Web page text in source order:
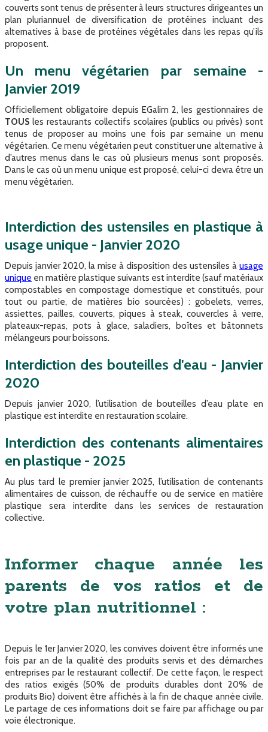
couverts sont tenus de présenter à leurs structures dirigeantes un
plan pluriannuel de diversification de protéines incluant des
alternatives à base de protéines végétales dans les repas qu’ils
proposent.
Un menu végétarien par semaine -
Janvier 2019​
Officiellement obligatoire depuis EGalim 2, les gestionnaires de
TOUS les restaurants collectifs scolaires (publics ou privés) sont
tenus de proposer au moins une fois par semaine un menu
végétarien. Ce menu végétarien peut constituer une alternative à
d’autres menus dans le cas où plusieurs menus sont proposés.
Dans le cas où un menu unique est proposé, celui-ci devra être un
menu végétarien.
Interdiction des ustensiles en plastique à
usage unique - Janvier 2020​
Depuis janvier 2020, la mise à disposition des ustensiles à usage
unique en matière plastique suivants est interdite (sauf matériaux
compostables en compostage domestique et constitués, pour
tout ou partie, de matières bio sourcées) : gobelets, verres,
assiettes, pailles, couverts, piques à steak, couvercles à verre,
plateaux-repas, pots à glace, saladiers, boîtes et bâtonnets
mélangeurs pour boissons.
​Interdiction des bouteilles d'eau - Janvier
2020​
Depuis janvier 2020, l’utilisation de bouteilles d’eau plate en
plastique est interdite en restauration scolaire​.
Interdiction des contenants alimentaires
en plastique - 2025​
Au plus tard le premier janvier 2025, l’utilisation de contenants
alimentaires de cuisson, de réchauffe ou de service en matière
plastique sera interdite dans les services de restauration
collective.
Informer chaque année les
parents de vos ratios et de
votre plan nutritionnel :
Depuis le 1er Janvier 2020, les convives doivent être informés une
fois par an de la qualité des produits servis et des démarches
entreprises par le restaurant collectif. De cette façon, le respect
des ratios exigés (50% de produits durables dont 20% de
produits Bio) doivent être affichés à la fin de chaque année civile.
Le partage de ces informations doit se faire par affichage ou par
voie électronique.